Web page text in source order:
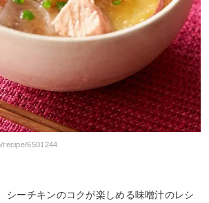
recipe/6501244
シーチキンのコクが楽しめる味噌汁のレシ